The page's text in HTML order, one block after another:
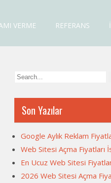
VERME REFERANS
Son Yazılar
Google Aylık Reklam
Web Sitesi Açma Fiyatları
En Ucuz Web Sitesi
2026 Web Sitesi Açma